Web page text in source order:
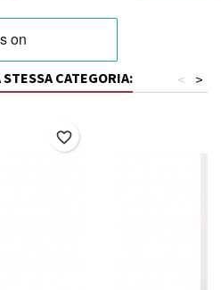
CATEGORIA: >
<
favorite_border